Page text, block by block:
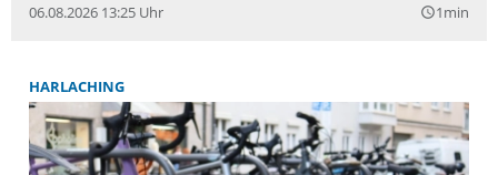
06.08.2026 13:25 Uhr query_builder1min
HARLACHING